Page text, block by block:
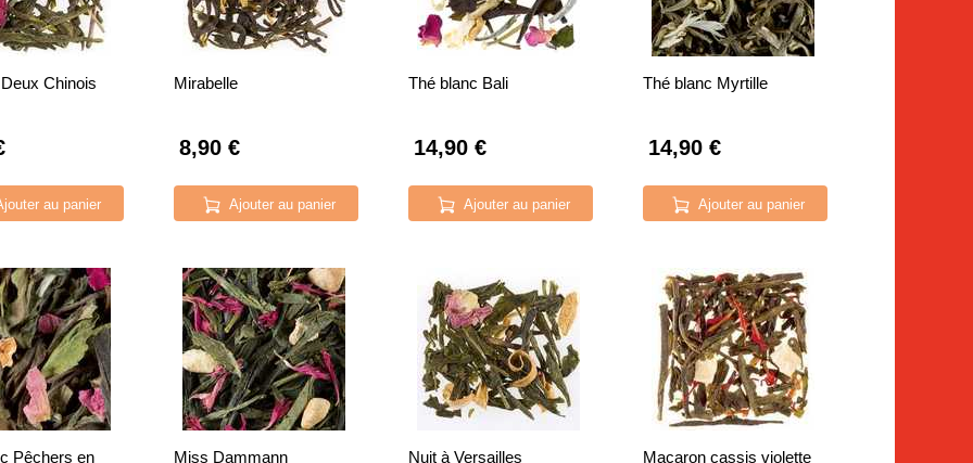
Chinois
au panier
Mirabelle
8,90 €
Ajouter au panier
Thé blanc Bali
14,90 €
Ajouter au panier
Thé blanc Myrtille
14,90 €
Ajouter au panier
Pêchers en Miss Dammann Nuit à Versailles Macaron cassis violette